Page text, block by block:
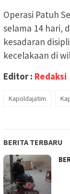
Operasi Patuh
selama 14 hari,
kesadaran
kecelakaan di
Editor : Redaksi
Kapoldajatim
BERITA TERBARU